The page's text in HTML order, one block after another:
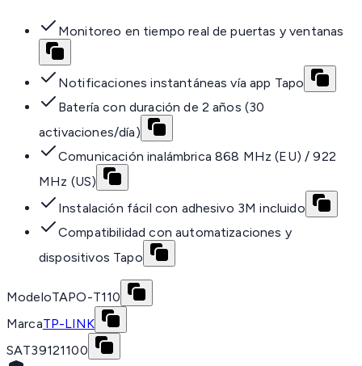
Monitoreo en tiempo real de puertas y ventanas
Notificaciones instantáneas vía app Tapo
Batería con duración de 2 años (30
activaciones/día)
Comunicación inalámbrica 868 MHz (EU) / 922
MHz (US)
Instalación fácil con adhesivo 3M incluido
Compatibilidad con automatizaciones y
dispositivos Tapo
ModeloTAPO-T110
MarcaTP-LINK
SAT39121100